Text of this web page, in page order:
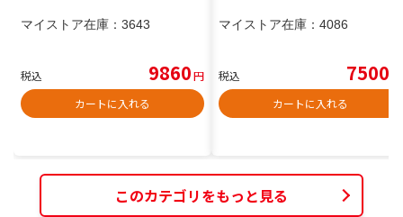
マイストア在庫： 3643
税込 9860円
カートに入れる
マイストア在庫： 4086
税込 7500
カートに入れる
このカテゴリをもっと見る